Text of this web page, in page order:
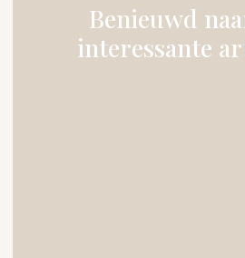
Benieuwd
interessante